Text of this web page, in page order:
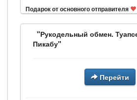
Подарок от основного отправителя
"Рукодельный обмен.
Пикабу"
Перейти